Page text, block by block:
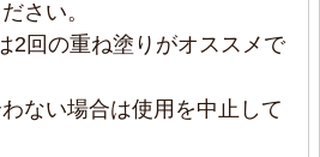
トモ おすすめレベル：
残らずメイク前も使いやす
です。
さい。
2回の重ね塗りがオススメで
ない場合は使用を中止して